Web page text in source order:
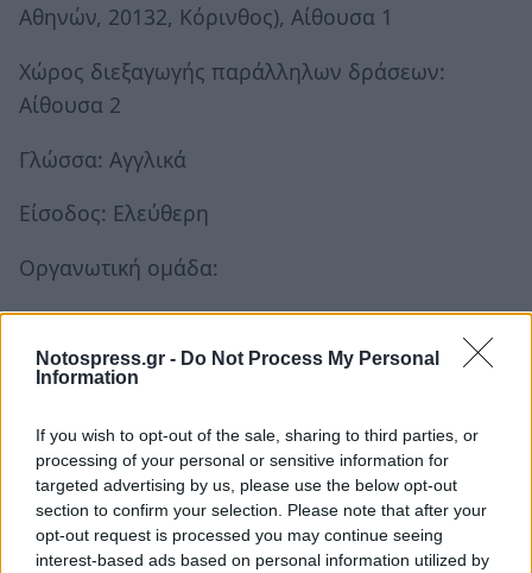
Notospress.gr - Do Not Process My Personal
Information
If you wish to opt-out of the sale, sharing to third parties, or
processing of your personal or sensitive information for
targeted advertising by us, please use the below opt-out
section to confirm your selection. Please note that after your
opt-out request is processed you may continue seeing
interest-based ads based on personal information utilized by
Αθηνών, 20132, Κόρινθος), Αίθουσα 1
Χώρος διεξαγωγής παράλληλων δράσεων:
Αίθουσα 2
Γλώσσα: Αγγλικά
Είσοδος: Ελεύθερη
Οργανωτική ομάδα:
Inter Alia: Μυρτώ Γαλάνη, Ρεβέκκα Κεφαλέα,
Νίκος Παπακώστας, Κατερίνα Ρέτζου
Σχέσεων, Πανεπιστήμιο Πελοποννήσου:
Καθηγητής Αστέρης Χουλιάρας, Καθηγήτρια
Βασιλική Λαλαγιαννη, Επίκουρος Καθηγητής
Σωτήρης Πετρόπουλος.